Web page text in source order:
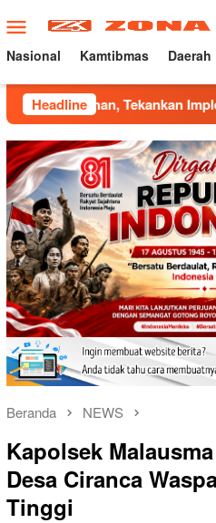
ke
konten
Menu
Mobile
Nasional Kamtibmas Daerah
Headline
Tekankan Implementasi
Beranda NEWS
Kapolsek
Desa Ciranca
Tinggi